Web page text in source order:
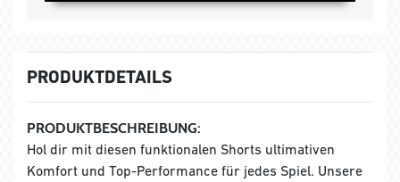
PRODUKTDETAILS
PRODUKTBESCHREIBUNG:
Hol dir mit diesen funktionalen Shorts ultimativen
Komfort und Top-Performance für jedes Spiel. Unsere